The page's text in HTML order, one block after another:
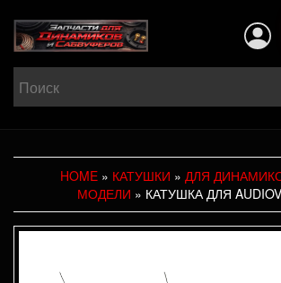
HOME » КАТУШКИ » ДЛЯ
МОДЕЛИ » КАТУШКА ДЛЯ